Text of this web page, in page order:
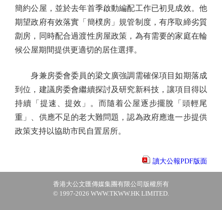
簡約公屋，並於去年首季啟動編配工作已初見成效。他
期望政府有效落實「簡樸房」規管制度，有序取締劣質
劏房，同時配合過渡性房屋政策，為有需要的家庭在輪
候公屋期間提供更適切的居住選擇。
身兼房委會委員的梁文廣強調需確保項目如期落成
到位，建議房委會繼續探討及研究新科技，讓項目得以
持續「提速、提效」。而隨着公屋逐步擺脫「頭輕尾
重」、供應不足的老大難問題，認為政府應進一步提供
政策支持以協助市民自置居所。
讀大公報PDF版面
香港大公文匯傳媒集團有限公司版權所有
© 1997-2026 WWW.TKWW.HK LIMITED.